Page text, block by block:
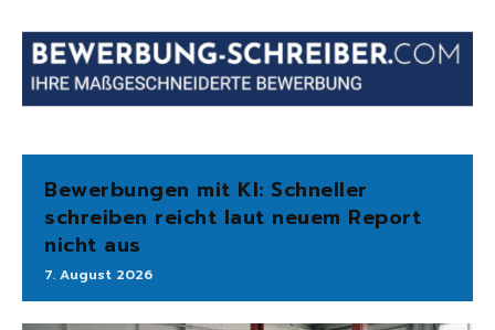
Bewerbungen mit KI: Schneller
schreiben reicht laut neuem Report
nicht aus
7. August 2026